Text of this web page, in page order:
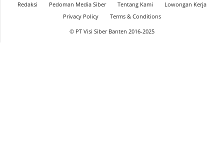
Redaksi Pedoman Media Siber Tentang Kami
Lowongan Kerja
Privacy Policy
Terms & Conditions
© PT Visi Siber Banten 2016-2025